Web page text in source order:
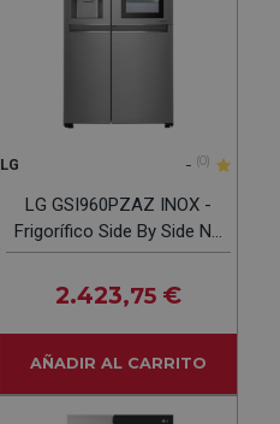
LG - (0)
LG GSI960PZAZ INOX -
Frigorífico Side By Side No
Frost
2.423,75 €
AÑADIR AL CARRITO